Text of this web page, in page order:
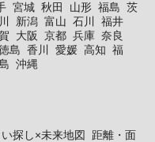
宮城 秋田 山形 福島 茨
新潟 富山 石川
福井
大阪 京都 兵庫 奈良
島 香川 愛媛 高知 福
沖縄
探し×未来地図
距離・面